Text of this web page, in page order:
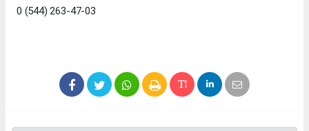
0 (544) 263-47-03